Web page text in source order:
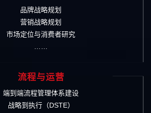
品牌战略规划
营销战略规划
市场定位与消费者研究
……
流程与运营
端到端流程管理体系建设
战略到执行（DSTE）